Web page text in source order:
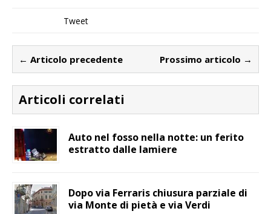
Tweet
← Articolo precedente Prossimo articolo →
Articoli correlati
Auto nel fosso nella notte: un ferito
estratto dalle lamiere
Dopo via Ferraris chiusura parziale di
via Monte di pietà e via Verdi